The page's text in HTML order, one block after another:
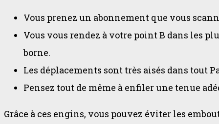
Vous prenez un abonnement que vous
Vous vous rendez à votre point B dans les
borne.
Les déplacements sont très aisés dans tout
Pensez tout de même à enfiler une tenue
Grâce à ces engins, vous pouvez éviter les